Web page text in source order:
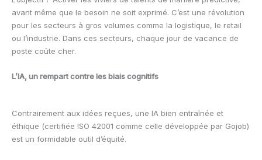
avant même que le besoin ne soit exprimé. C’est une révolution
pour les secteurs à gros volumes comme la logistique, le retail
ou l’industrie. Dans ces secteurs, chaque jour de vacance de
poste coûte cher.
L’IA, un rempart contre les biais cognitifs
Contrairement aux idées reçues, une IA bien entraînée et
éthique (certifiée ISO 42001 comme celle développée par Gojob)
est un formidable outil d’équité.